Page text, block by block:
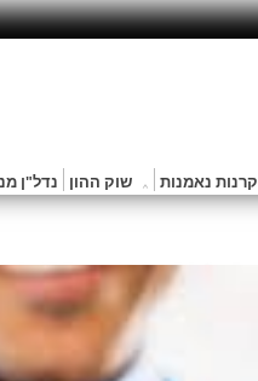
קרנות נאמנות שוק ההון נדל"ן